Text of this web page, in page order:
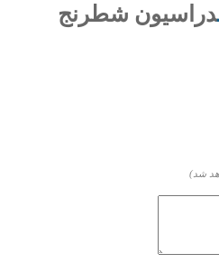
دراسیون شطرنج
شد)